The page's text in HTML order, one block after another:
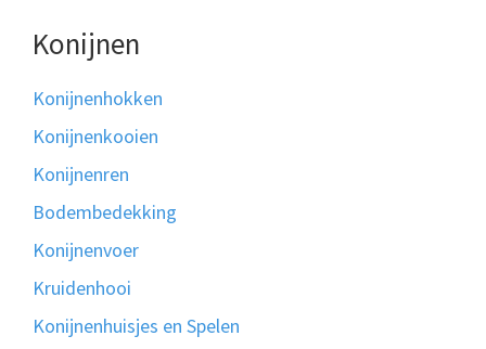
Konijnen
Konijnenhokken
Konijnenkooien
Konijnenren
Bodembedekking
Konijnenvoer
Kruidenhooi
Konijnenhuisjes en Spelen